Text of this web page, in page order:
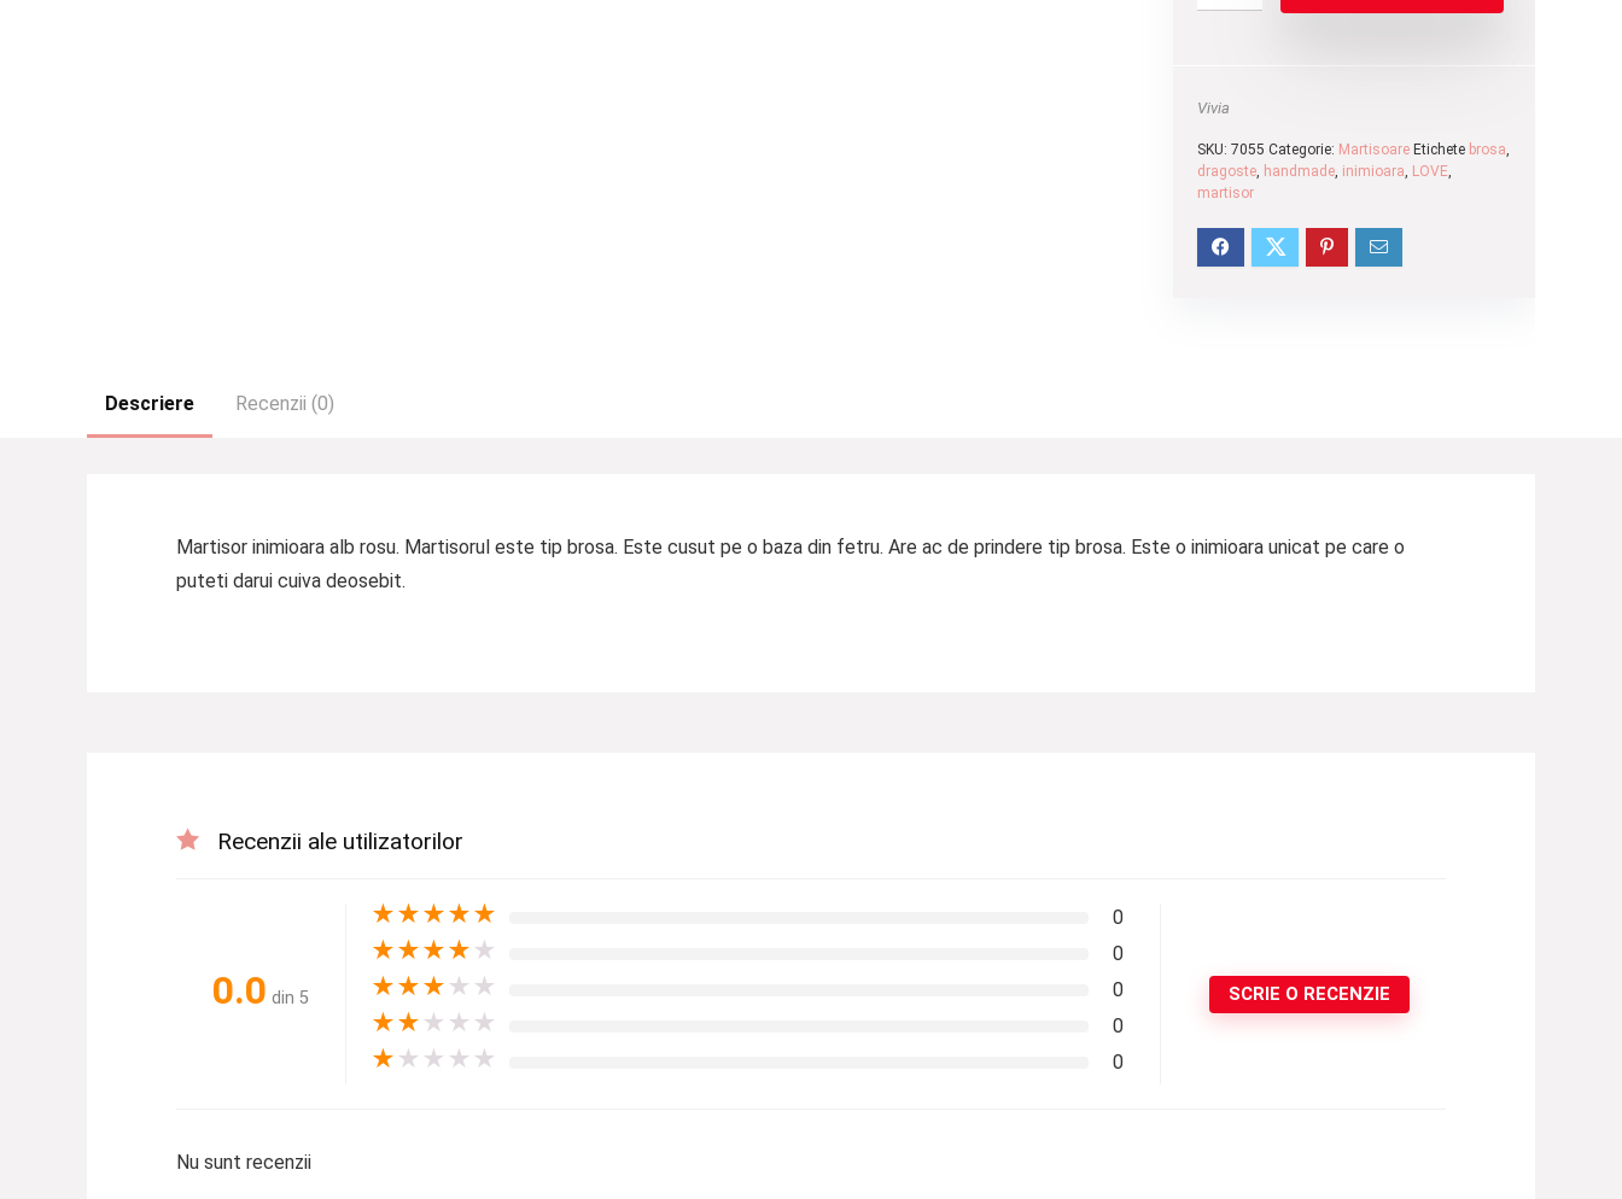
Vivia
SKU: 7055 Categorie: Martisoare Etichete brosa,
dragoste, handmade, inimioara, LOVE,
martisor
Descriere Recenzii (0)
Martisor inimioara alb rosu. Martisorul este tip brosa. Este cusut pe o baza din fetru. Are ac de prindere tip brosa. Este o inimioara unicat pe care o
puteti darui cuiva deosebit.
Recenzii ale utilizatorilor
0.0 din 5
★★★★★ 0
★★★★ ★ 0
★★★ ★ ★ 0
★★ ★ ★ ★ 0
★ ★ ★ ★ ★ 0
SCRIE O RECENZIE
Nu sunt recenzii